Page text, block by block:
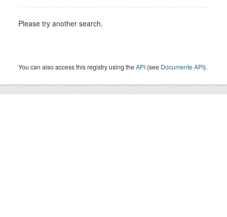
Please try another search.
You can also access this registry using theAPI (see Documente API).